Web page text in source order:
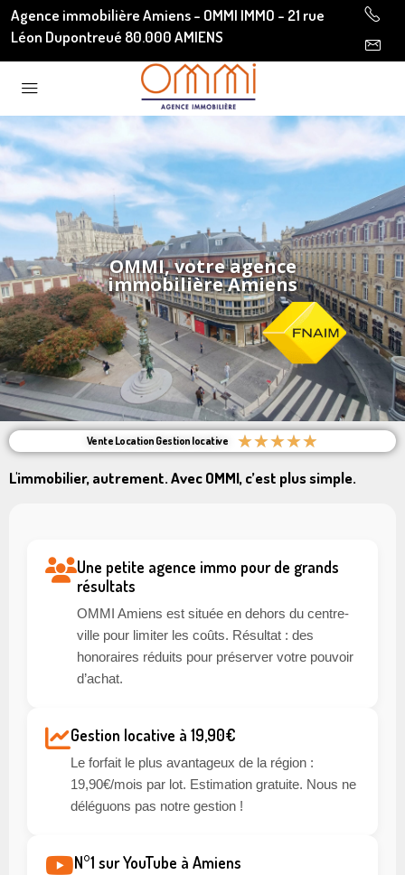
Agence immobilière Amiens - OMMI IMMO - 21 rue
Léon Dupontreué 80.000 AMIENS
OMMI, votre agence
immobilière Amiens
Vente Location Gestion locative ★★★★★
L'immobilier, autrement. Avec OMMI, c’est plus simple.
Une petite agence immo pour de grands
résultats
OMMI Amiens est située en dehors du centre-
ville pour limiter les coûts. Résultat : des
honoraires réduits pour préserver votre pouvoir
d’achat.
Gestion locative à 19,90€
Le forfait le plus avantageux de la région :
19,90€/mois par lot. Estimation gratuite. Nous ne
déléguons pas notre gestion !
N°1 sur YouTube à Amiens